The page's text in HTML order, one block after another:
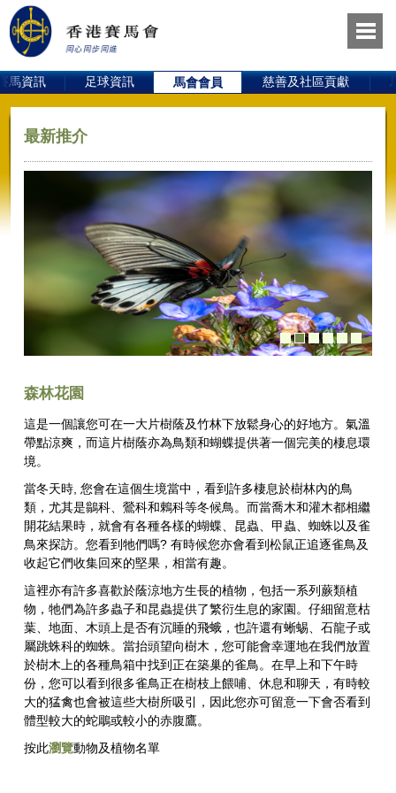
馬資訊 足球資訊 馬會會員 慈善及社區貢獻
最新推介
森林花園
這是一個讓您可在一大片樹蔭及竹林下放鬆身心的好地方。氣溫
帶點涼爽，而這片樹蔭亦為鳥類和蝴蝶提供著一個完美的棲息環
境。
當冬天時, 您會在這個生境當中，看到許多棲息於樹林內的鳥
類，尤其是鶲科、鶯科和鶇科等冬候鳥。而當喬木和灌木都相繼
開花結果時，就會有各種各樣的蝴蝶、昆蟲、甲蟲、蜘蛛以及雀
鳥來探訪。您看到牠們嗎? 有時候您亦會看到松鼠正追逐雀鳥及
收起它們收集回來的堅果，相當有趣。
這裡亦有許多喜歡於蔭涼地方生長的植物，包括一系列蕨類植
物，牠們為許多蟲子和昆蟲提供了繁衍生息的家園。仔細留意枯
葉、地面、木頭上是否有沉睡的飛蛾，也許還有蜥蜴、石龍子或
屬跳蛛科的蜘蛛。當抬頭望向樹木，您可能會幸運地在我們放置
於樹木上的各種鳥箱中找到正在築巢的雀鳥。在早上和下午時
份，您可以看到很多雀鳥正在樹枝上餵哺、休息和聊天，有時較
大的猛禽也會被這些大樹所吸引，因此您亦可留意一下會否看到
體型較大的蛇鵰或較小的赤腹鷹。
按此瀏覽動物及植物名單